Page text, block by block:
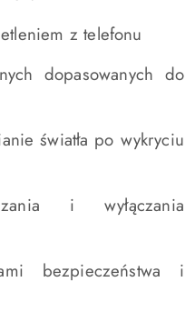
z telefonu
dopasowanych do
światła po wykryciu
i wyłączania
bezpieczeństwa i